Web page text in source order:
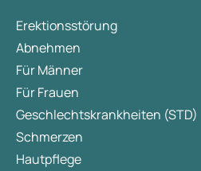
Erektionsstörung
Abnehmen
Für Männer
Für Frauen
Geschlechtskrankheiten (STD)
Schmerzen
Hautpflege